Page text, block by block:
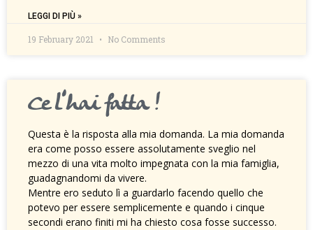
LEGGI DI PIÙ »
19 February 2021 No Comments
Ce l’hai fatta !
Questa è la risposta alla mia domanda. La mia domanda
era come posso essere assolutamente sveglio nel
mezzo di una vita molto impegnata con la mia famiglia,
guadagnandomi da vivere.
Mentre ero seduto lì a guardarlo facendo quello che
potevo per essere semplicemente e quando i cinque
secondi erano finiti mi ha chiesto cosa fosse successo.